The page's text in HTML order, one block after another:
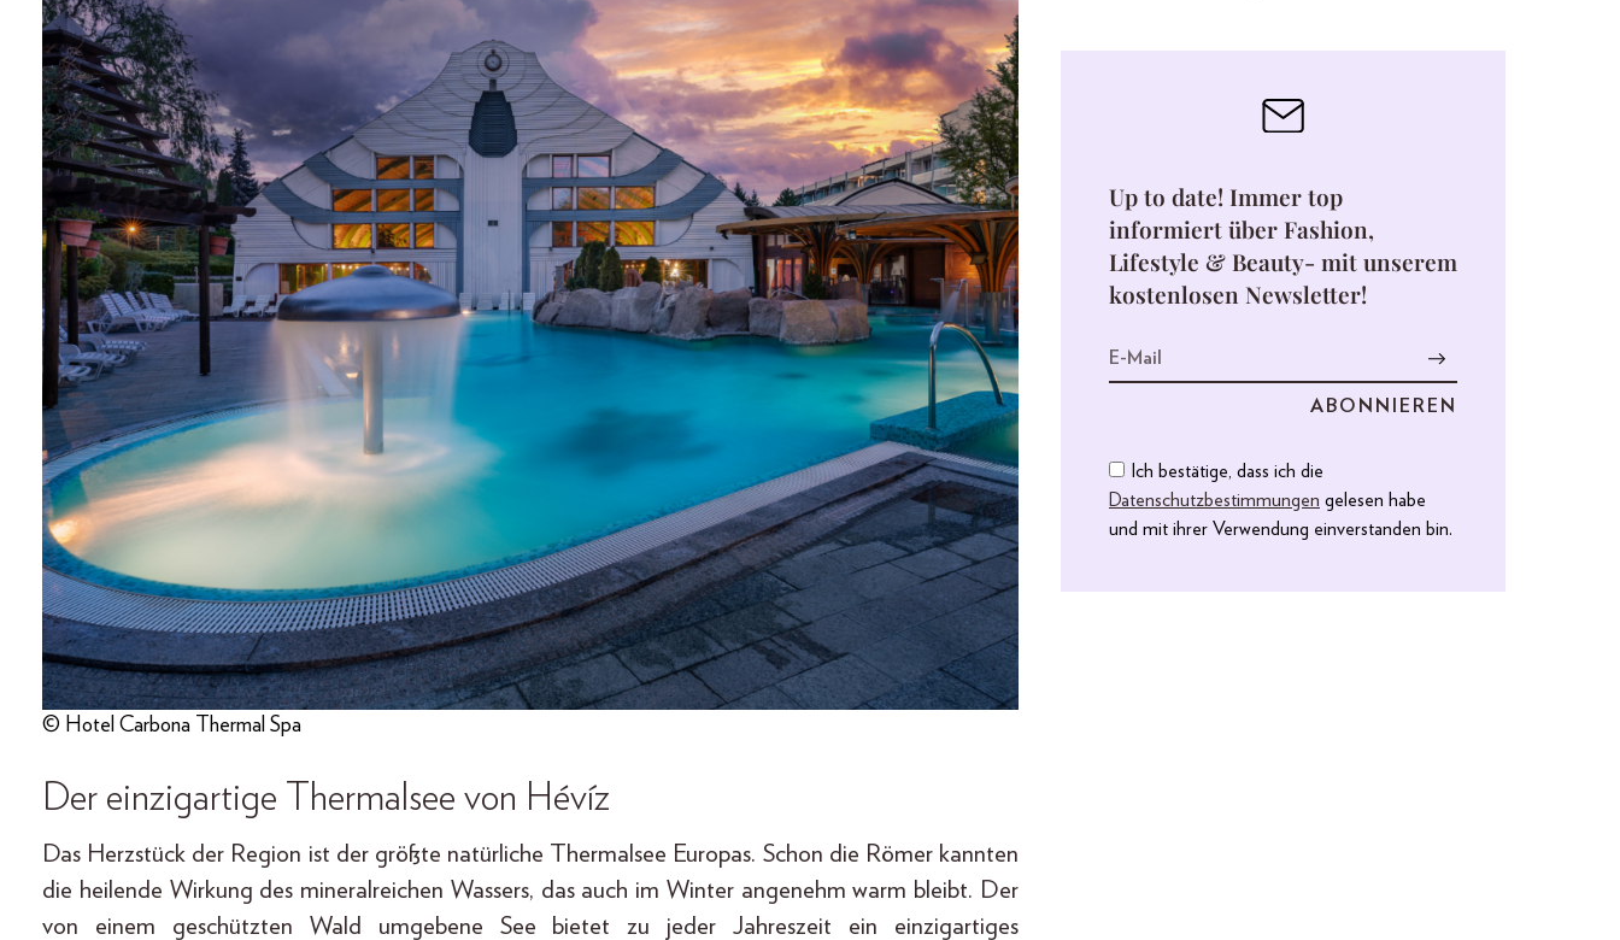
© Hotel Carbona Thermal Spa
Der einzigartige Thermalsee von Hévíz
Das Herzstück der Region ist der größte natürliche Thermalsee Europas. Schon die Römer kannten
die heilende Wirkung des mineralreichen Wassers, das auch im Winter angenehm warm bleibt. Der
von einem geschützten Wald umgebene See bietet zu jeder Jahreszeit ein einzigartiges
Up to date! Immer top
informiert über Fashion,
Lifestyle & Beauty- mit unserem
kostenlosen Newsletter!
Ich bestätige, dass ich die
Datenschutzbestimmungen gelesen habe
und mit ihrer Verwendung einverstanden bin.